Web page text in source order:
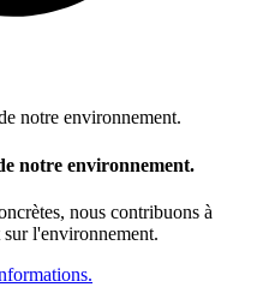
notre environnement.
nous contribuons à
l'environnement.